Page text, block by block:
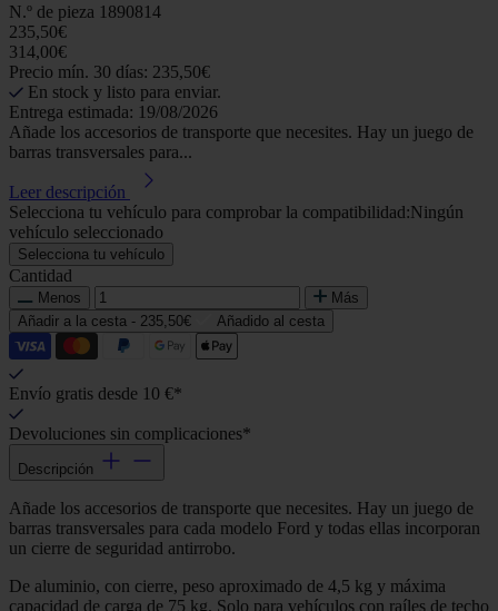
N.º de pieza 1890814
235,50€
314,00€
Precio mín. 30 días: 235,50€
En stock y listo para enviar.
Entrega estimada: 19/08/2026
Añade los accesorios de transporte que necesites. Hay un juego de
barras transversales para...
Leer descripción
Selecciona tu vehículo para comprobar la compatibilidad:Ningún
vehículo seleccionado
Selecciona tu vehículo
Cantidad
Menos
Más
Añadir a la cesta - 235,50€ Añadido al cesta
Envío gratis desde 10 €*
Devoluciones sin complicaciones*
Descripción
Añade los accesorios de transporte que necesites. Hay un juego de
barras transversales para cada modelo Ford y todas ellas incorporan
un cierre de seguridad antirrobo.
De aluminio, con cierre, peso aproximado de 4,5 kg y máxima
capacidad de carga de 75 kg. Solo para vehículos con raíles de techo